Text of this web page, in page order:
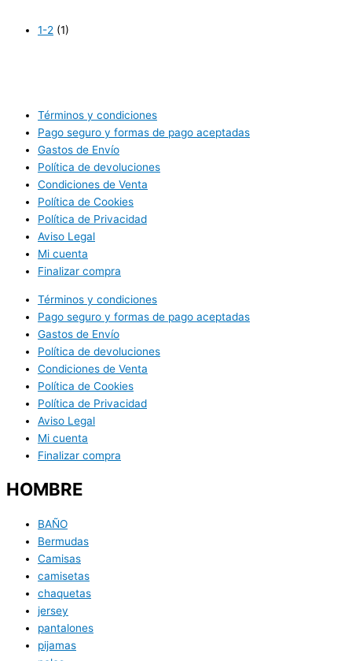
1-2 (1)
Términos y condiciones
Pago seguro y formas de pago aceptadas
Gastos de Envío
Política de devoluciones
Condiciones de Venta
Política de Cookies
Política de Privacidad
Aviso Legal
Mi cuenta
Finalizar compra
Términos y condiciones
Pago seguro y formas de pago aceptadas
Gastos de Envío
Política de devoluciones
Condiciones de Venta
Política de Cookies
Política de Privacidad
Aviso Legal
Mi cuenta
Finalizar compra
HOMBRE
BAÑO
Bermudas
Camisas
camisetas
chaquetas
jersey
pantalones
pijamas